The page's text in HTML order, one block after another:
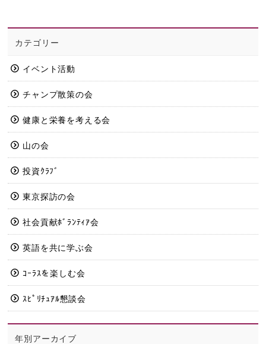
カテゴリー
イベント活動
チャンプ散策の会
健康と栄養を考える会
山の会
投資ｸﾗﾌﾞ
東京探訪の会
社会貢献ﾎﾞﾗﾝﾃｨｱ会
英語を共に学ぶ会
ｺｰﾗｽを楽しむ会
ｽﾋﾟﾘﾁｭｱﾙ懇談会
年別アーカイブ